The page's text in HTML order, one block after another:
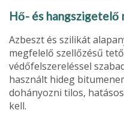
Hő- és hangszigetelő
Azbeszt és szilikát
megfelelő szellőzésű
védőfelszerelés­sel
használt hideg
dohányozni tilos,
kell.